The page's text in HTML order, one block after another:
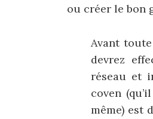
ou créer le bon
Avant
devrez
réseau et
coven
même) est